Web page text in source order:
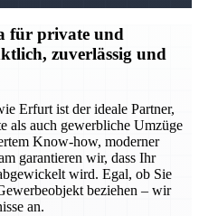
für private und
zuverlässig und
Erfurt ist der ideale Partner,
als auch gewerbliche Umzüge
Know-how, moderner
garantieren wir, dass Ihr
wird. Egal, ob Sie
beziehen – wir
an.